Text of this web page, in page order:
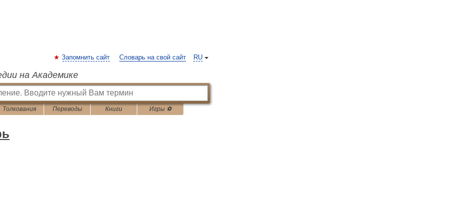
RU
Запомнить сайт Словарь на свой сайт
на Академике
Толкования Переводы Книги Игры ⚽